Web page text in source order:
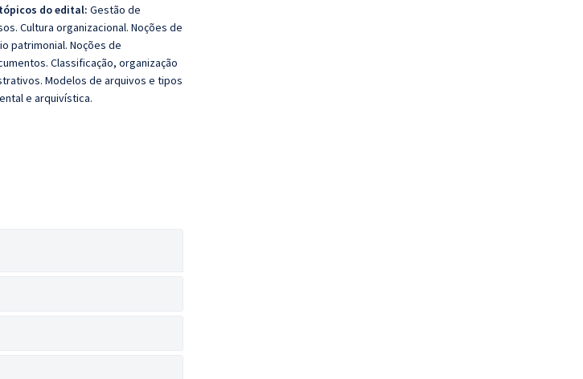
do edital: Gestão de
Cultura organizacional. Noções de
patrimonial. Noções de
Classificação, organização
Modelos de arquivos e tipos
e arquivística.